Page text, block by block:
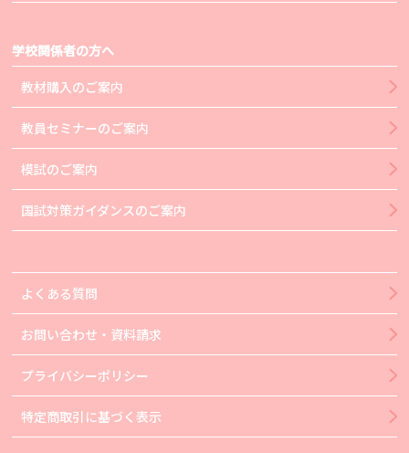
学校関係者の方へ
教材購入のご案内
教員セミナーのご案内
模試のご案内
国試対策ガイダンスのご案内
よくある質問
お問い合わせ・資料請求
プライバシーポリシー
特定商取引に基づく表示